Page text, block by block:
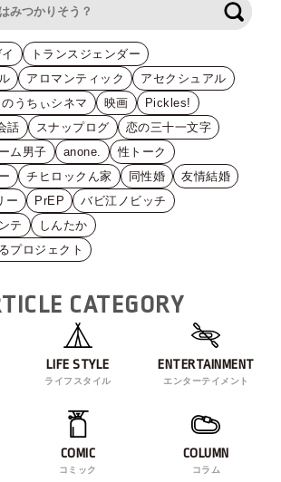
トランスジェンダー
アロマンティック
アセクシュアル
のうちぃシネマ 映画
Pickles!
話 スナップログ
恋の三十一文字
ム男子
anone.
性トーク
チヒロックん家 同性婚
友情結婚
ー
PrEP
バビ江ノビッチ
テ
しんたか
プロジェクト
CATEGORY
LIFE STYLE
ライフスタイル
ENTERTAINMENT
エンターテイメント
COMIC
コミック
COLUMN
コラム